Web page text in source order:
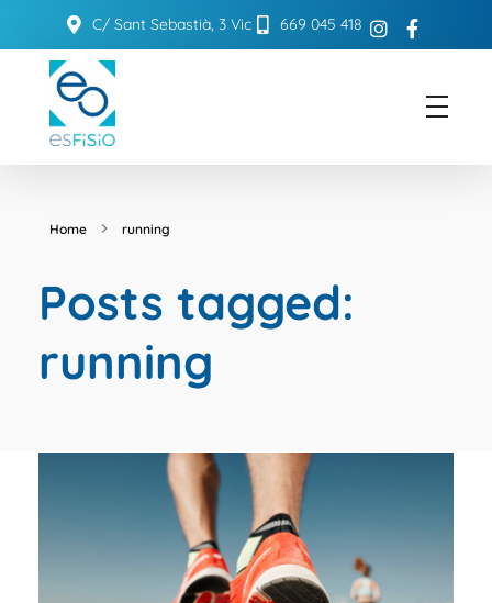
C/ Sant Sebastià, 3 Vic 669 045 418
ESFISIO
Home running
Posts tagged:
running